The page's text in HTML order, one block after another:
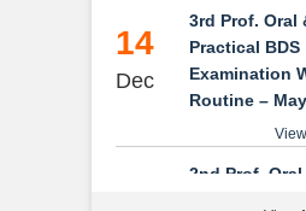
14
Dec
3rd Prof. Oral
Practical BDS
Examination
Routine –
2nd Prof. Oral